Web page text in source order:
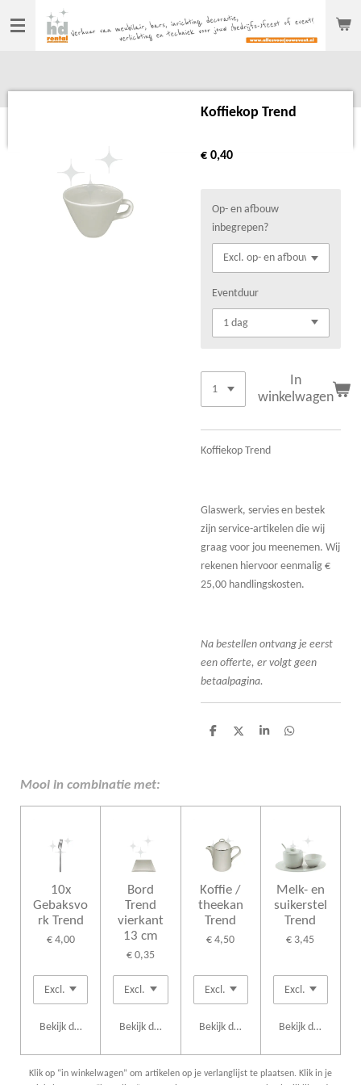
Ga
direct
hoofdinhoud
Koffiekop Trend
€ 0,40
Op- en afbouw
inbegrepen?
Eventduur
In
winkelwagen
Koffiekop Trend
Glaswerk, servies en bestek
zijn service-artikelen die wij
graag voor jou meenemen. Wij
rekenen hiervoor eenmalig €
25,00 handlingskosten.
Na bestellen ontvang je eerst
een offerte, er volgt geen
betaalpagina.
D
D
S
D
Mooi in combinatie met:
10x
Gebaksvo
rk Trend
€ 4,00
Bekijk details
Bord
Trend
vierkant
13 cm
€ 0,35
Bekijk details
Koffie /
theekan
Trend
€ 4,50
Bekijk details
Melk- en
suikerstel
Trend
€ 3,45
Bekijk details
Klik op “in winkelwagen” om artikelen op je verlanglijst te plaatsen. Klik in je